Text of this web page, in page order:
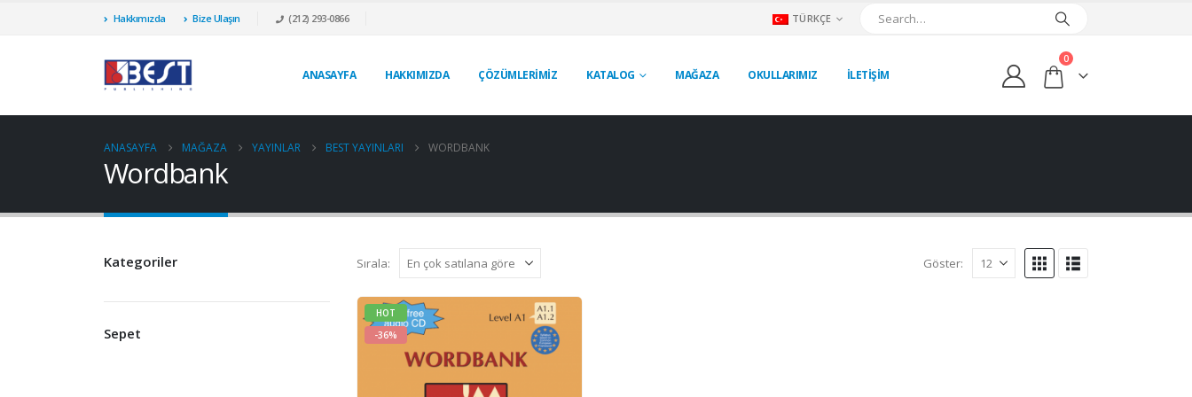
Hakkımızda Bize Ulaşın (212) 293-0866 TÜRKÇE
ANASAYFA HAKKIMIZDA ÇÖZÜMLERİMİZ KATALOG MAĞAZA OKULLARIMIZ İLETİŞİM
0
ANASAYFA MAĞAZA YAYINLAR BEST YAYINLARI WORDBANK
Wordbank
Sırala: Göster:
HOT
-36%
Kategoriler
Sepet